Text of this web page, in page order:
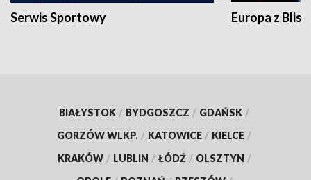
Serwis Sportowy Europa z
BIAŁYSTOK / BYDGOSZCZ / GDAŃSK /
GORZÓW WLKP. / KATOWICE / KIELCE /
KRAKÓW / LUBLIN / ŁÓDŹ / OLSZTYN /